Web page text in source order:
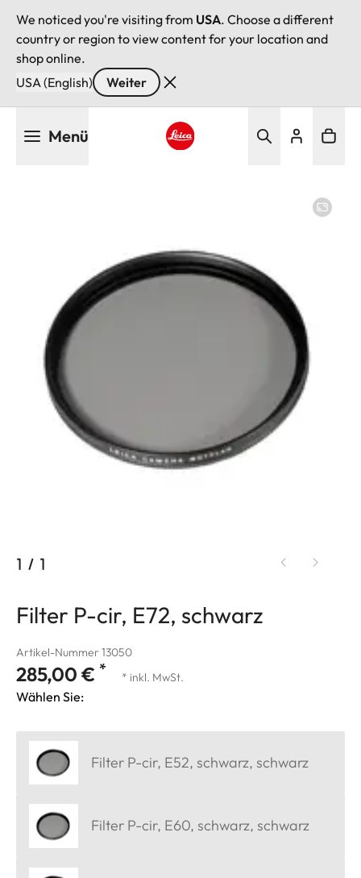
We noticed you're visiting from USA. Choose a different
country or region to view content for your location and
shop online.
USA (English)
Weiter
Menü
1 / 1
Filter P-cir, E72, schwarz
Artikel-Nummer 13050
285,00 € * * inkl. MwSt.
Wählen Sie:
Filter P-cir, E52, schwarz, schwarz
Filter P-cir, E60, schwarz, schwarz